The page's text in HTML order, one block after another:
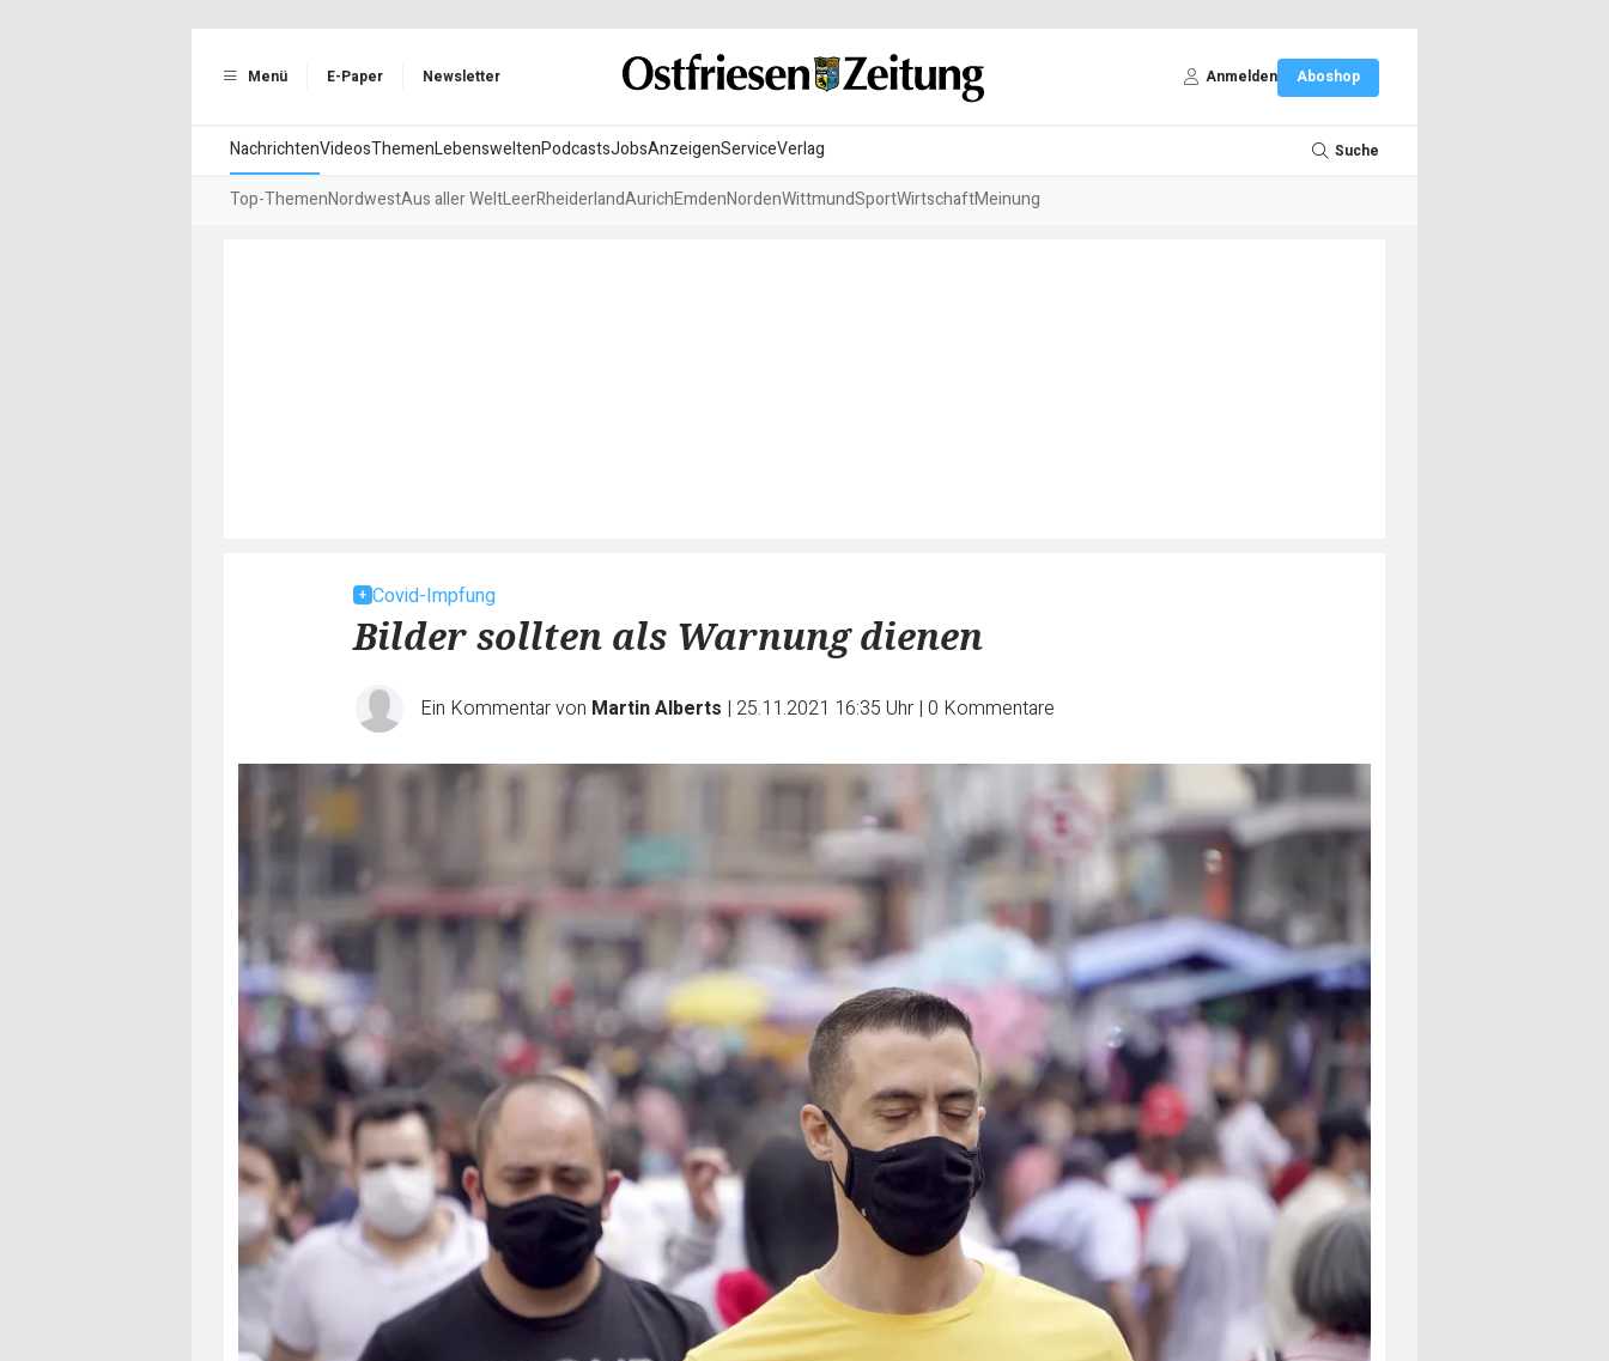
Menü E-Paper Newsletter Anmelden Aboshop
NachrichtenVideosThemenLebensweltenPodcastsJobsAnzeigenServiceVerlag Suche
Top-ThemenNordwestAus aller WeltLeerRheiderlandAurichEmdenNordenWittmundSportWirtschaftMeinung
Covid-Impfung
Bilder sollten als Warnung dienen
Ein Kommentar von Martin Alberts | 25.11.2021 16:35 Uhr | 0 Kommentare